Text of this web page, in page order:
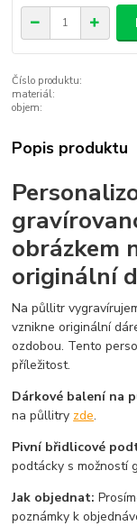
Číslo produktu:
materiál:
objem:
Popis produktu
obrázkem
originální
Na půllitr
vznikne originální
ozdobou. Tento
příležitost.
Dárkové balení na
na půllitry zde.
Pivní břidlicové
podtácky s možností
Jak objednat:
poznámky k